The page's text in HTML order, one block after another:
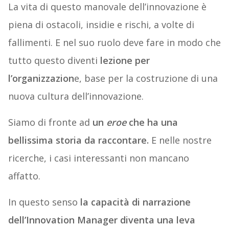
La vita di questo manovale dell’innovazione è
piena di ostacoli, insidie e rischi, a volte di
fallimenti. E nel suo ruolo deve fare in modo che
tutto questo diventi lezione per
l’organizzazione, base per la costruzione di una
nuova cultura dell’innovazione.
Siamo di fronte ad un eroeche ha una
bellissima storia da raccontare. E nelle nostre
ricerche, i casi interessanti non mancano
affatto.
In questo senso la capacità di narrazione
dell’Innovation Manager diventa una leva